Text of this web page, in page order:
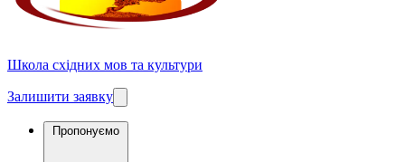
Школа східних мов та культури
Залишити заявку